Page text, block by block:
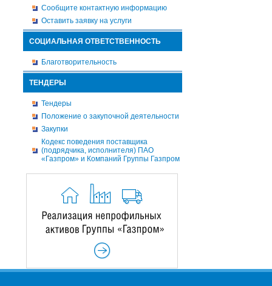
Сообщите контактную информацию
Оставить заявку на услуги
СОЦИАЛЬНАЯ ОТВЕТСТВЕННОСТЬ
Благотворительность
ТЕНДЕРЫ
Тендеры
Положение о закупочной деятельности
Закупки
Кодекс поведения поставщика
(подрядчика, исполнителя) ПАО
«Газпром» и Компаний Группы Газпром